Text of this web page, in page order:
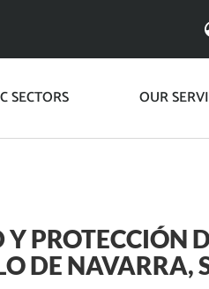
SECTORS OUR
PROTECCIÓN
DE NAVARRA,